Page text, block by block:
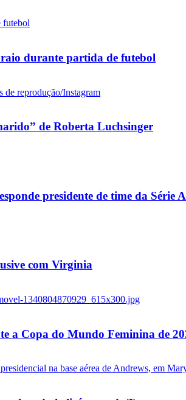
durante partida de futebol
de Roberta Luchsinger
presidente de time da Série
com Virginia
a Copa do Mundo Feminina de